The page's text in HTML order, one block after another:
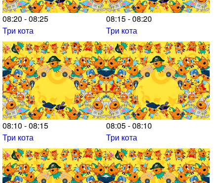
08:20 - 08:25
Три кота
08:15 - 08:20
Три кота
08:10 - 08:15
Три кота
08:05 - 08:10
Три кота